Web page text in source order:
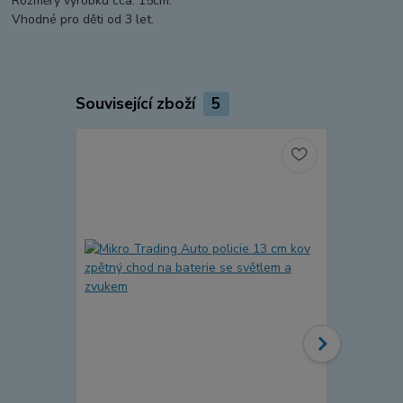
Vhodné pro děti od 3 let.
Související zboží 5